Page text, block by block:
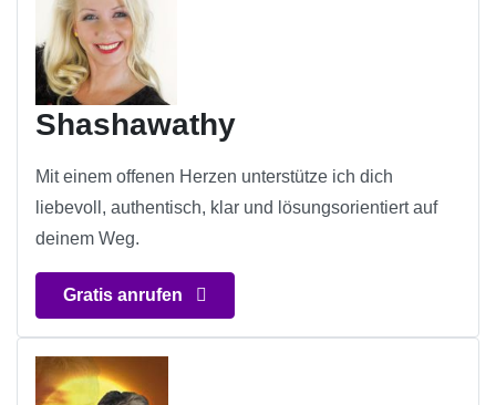
Shashawathy
Mit einem offenen Herzen unterstütze ich dich
liebevoll, authentisch, klar und lösungsorientiert auf
deinem Weg.
Gratis anrufen